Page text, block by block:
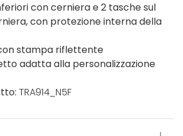
con cerniera e 2 tasche sul
con protezione interna della
stampa riflettente
adatta alla personalizzazione
TRA914_N5F